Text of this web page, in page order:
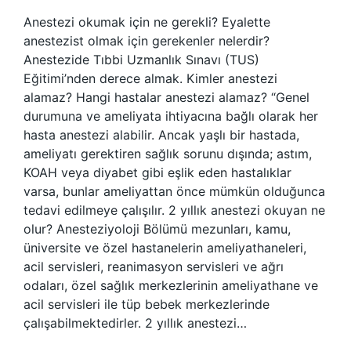
Anestezi okumak için ne gerekli? Eyalette
anestezist olmak için gerekenler nelerdir?
Anestezide Tıbbi Uzmanlık Sınavı (TUS)
Eğitimi’nden derece almak. Kimler anestezi
alamaz? Hangi hastalar anestezi alamaz? “Genel
durumuna ve ameliyata ihtiyacına bağlı olarak her
hasta anestezi alabilir. Ancak yaşlı bir hastada,
ameliyatı gerektiren sağlık sorunu dışında; astım,
KOAH veya diyabet gibi eşlik eden hastalıklar
varsa, bunlar ameliyattan önce mümkün olduğunca
tedavi edilmeye çalışılır. 2 yıllık anestezi okuyan ne
olur? Anesteziyoloji Bölümü mezunları, kamu,
üniversite ve özel hastanelerin ameliyathaneleri,
acil servisleri, reanimasyon servisleri ve ağrı
odaları, özel sağlık merkezlerinin ameliyathane ve
acil servisleri ile tüp bebek merkezlerinde
çalışabilmektedirler. 2 yıllık anestezi…